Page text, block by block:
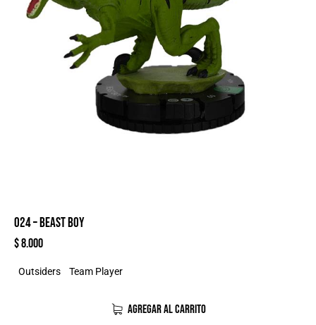
024 – BEAST BOY
$8.000
Outsiders Team Player
AGREGAR AL CARRITO